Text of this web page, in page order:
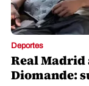
Deportes
Real Madrid
Diomande: